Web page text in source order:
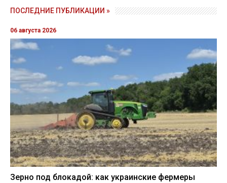
ПОСЛЕДНИЕ ПУБЛИКАЦИИ »
06 августа 2026
Зерно под блокадой: как украинские фермеры